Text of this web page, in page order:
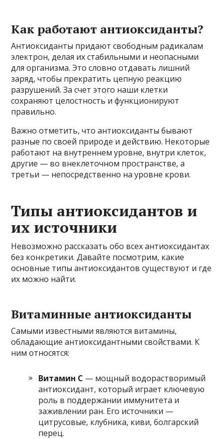
Как работают антиоксиданты?
Антиоксиданты придают свободным радикалам
электрон, делая их стабильными и неопасными
для организма. Это словно отдавать лишний
заряд, чтобы прекратить цепную реакцию
разрушений. За счет этого наши клетки
сохраняют целостность и функционируют
правильно.
Важно отметить, что антиоксиданты бывают
разные по своей природе и действию. Некоторые
работают на внутреннем уровне, внутри клеток,
другие — во внеклеточном пространстве, а
третьи — непосредственно на уровне крови.
Типы антиоксидантов и
их источники
Невозможно рассказать обо всех антиоксидантах
без конкретики. Давайте посмотрим, какие
основные типы антиоксидантов существуют и где
их можно найти.
Витаминные антиоксиданты
Самыми известными являются витамины,
обладающие антиоксидантными свойствами. К
ним относятся:
Витамин C — мощный водорастворимый
антиоксидант, который играет ключевую
роль в поддержании иммунитета и
заживлении ран. Его источники —
цитрусовые, клубника, киви, болгарский
перец.